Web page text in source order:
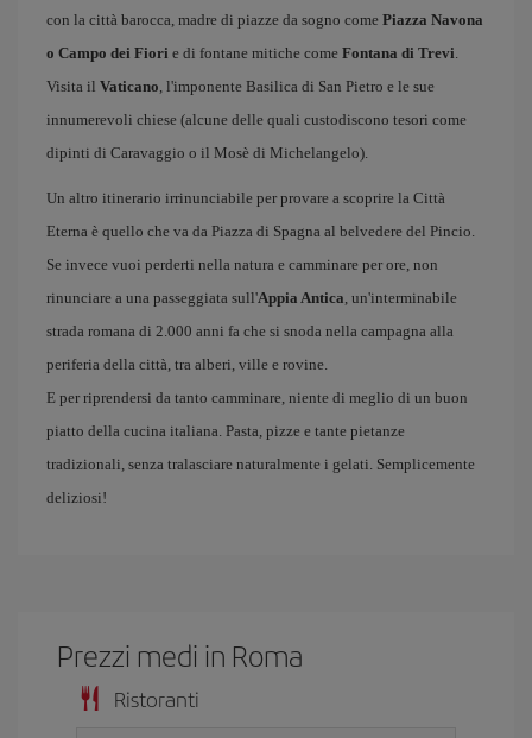
con la città barocca, madre di piazze da sogno come Piazza Navona
o Campo dei Fiori e di fontane mitiche come Fontana di Trevi.
Visita il Vaticano, l'imponente Basilica di San Pietro e le sue
innumerevoli chiese (alcune delle quali custodiscono tesori come
dipinti di Caravaggio o il Mosè di Michelangelo).
Un altro itinerario irrinunciabile per provare a scoprire la Città
Eterna è quello che va da Piazza di Spagna al belvedere del Pincio.
Se invece vuoi perderti nella natura e camminare per ore, non
rinunciare a una passeggiata sull'Appia Antica, un'interminabile
strada romana di 2.000 anni fa che si snoda nella campagna alla
periferia della città, tra alberi, ville e rovine.
E per riprendersi da tanto camminare, niente di meglio di un buon
piatto della cucina italiana. Pasta, pizze e tante pietanze
tradizionali, senza tralasciare naturalmente i gelati. Semplicemente
deliziosi!
Prezzi medi in Roma
Ristoranti